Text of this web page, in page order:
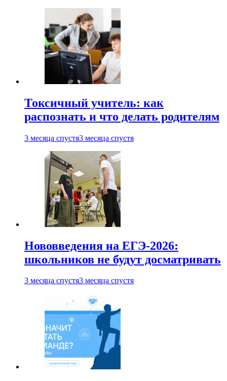
Токсичный учитель: как
распознать и что делать родителям
3 месяца спустя3 месяца спустя
Нововведения на ЕГЭ-2026:
школьников не будут досматривать
3 месяца спустя3 месяца спустя